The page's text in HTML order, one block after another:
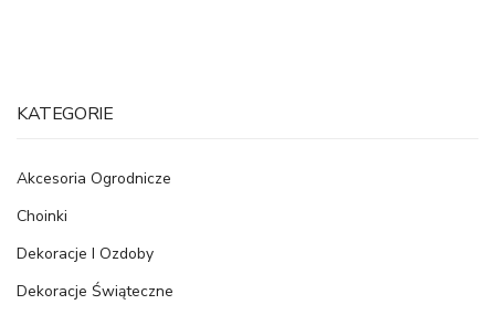
KATEGORIE
Akcesoria Ogrodnicze
Choinki
Dekoracje I Ozdoby
Dekoracje Świąteczne